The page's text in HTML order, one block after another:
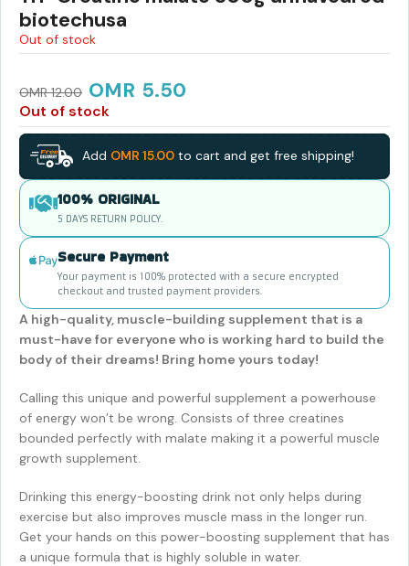
biotechusa
Out of stock
OMR12.00 OMR 5.50
Out of stock
Add OMR 15.00 to cart and get free shipping!
100% ORIGINAL
5 DAYS RETURN POLICY.
Secure Payment
Your payment is 100% protected with a secure encrypted
checkout and trusted payment providers.
A high-quality, muscle-building supplement that is a
must-have for everyone who is working hard to build the
body of their dreams! Bring home yours today!
Calling this unique and powerful supplement a powerhouse
of energy won’t be wrong. Consists of three creatines
bounded perfectly with malate making it a powerful muscle
growth supplement.
Drinking this energy-boosting drink not only helps during
exercise but also improves muscle mass in the longer run.
Get your hands on this power-boosting supplement that has
a unique formula that is highly soluble in water.